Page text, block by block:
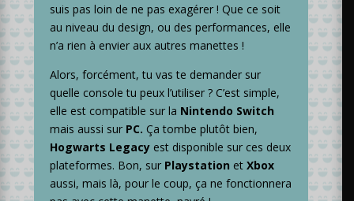
suis pas loin de ne pas exagérer ! Que ce soit
au niveau du design, ou des performances, elle
n’a rien à envier aux autres manettes !
Alors, forcément, tu vas te demander sur
quelle console tu peux l’utiliser ? C’est simple,
elle est compatible sur la Nintendo Switch
mais aussi sur PC. Ça tombe plutôt bien,
Hogwarts Legacy est disponible sur ces deux
plateformes. Bon, sur Playstation etXbox
aussi, mais là, pour le coup, ça ne fonctionnera